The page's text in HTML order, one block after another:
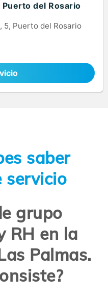
del Rosario
5, Puerto del Rosario
saber
servicio
grupo
RH en la
Palmas.